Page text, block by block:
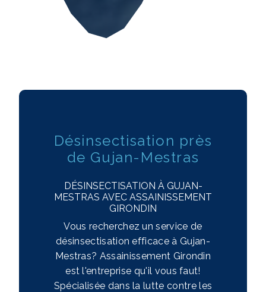
Désinsectisation près
de Gujan-Mestras
DÉSINSECTISATION À GUJAN-
MESTRAS AVEC ASSAINISSEMENT
GIRONDIN
Vous recherchez un service de
désinsectisation efficace à Gujan-
Mestras? Assainissement Girondin
est l'entreprise qu'il vous faut!
Spécialisée dans la lutte contre les